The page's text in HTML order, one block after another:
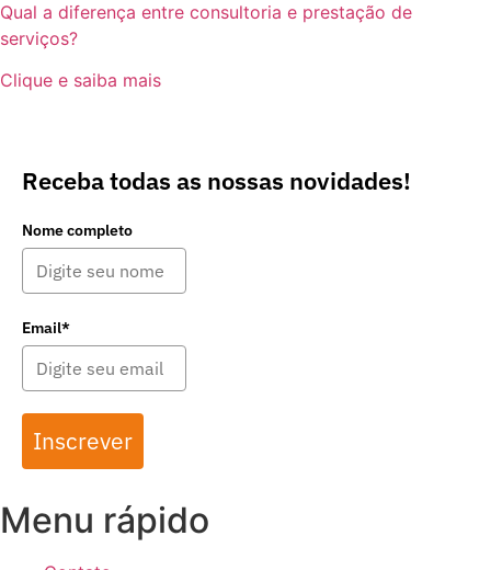
Qual a diferença entre consultoria e prestação de
serviços?
Clique e saiba mais
Receba todas as nossas novidades!
Nome completo
Email*
Inscrever
Menu rápido